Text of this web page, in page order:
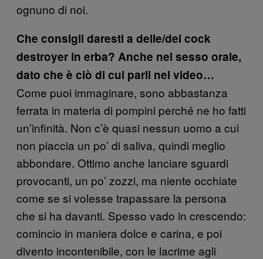
ognuno di noi.
Che consigli daresti a delle/dei cock
destroyer in erba? Anche nel sesso orale,
dato che è ciò di cui parli nel video…
Come puoi immaginare, sono abbastanza
ferrata in materia di pompini perché ne ho fatti
un’infinità. Non c’è quasi nessun uomo a cui
non piaccia un po’ di saliva, quindi meglio
abbondare. Ottimo anche lanciare sguardi
provocanti, un po’ zozzi, ma niente occhiate
come se si volesse trapassare la persona
che si ha davanti. Spesso vado in crescendo:
comincio in maniera dolce e carina, e poi
divento incontenibile, con le lacrime agli